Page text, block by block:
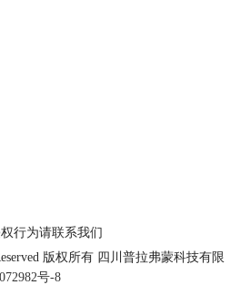
行为请联系我们
版权所有 四川普拉弗蒙科技有限
号-8